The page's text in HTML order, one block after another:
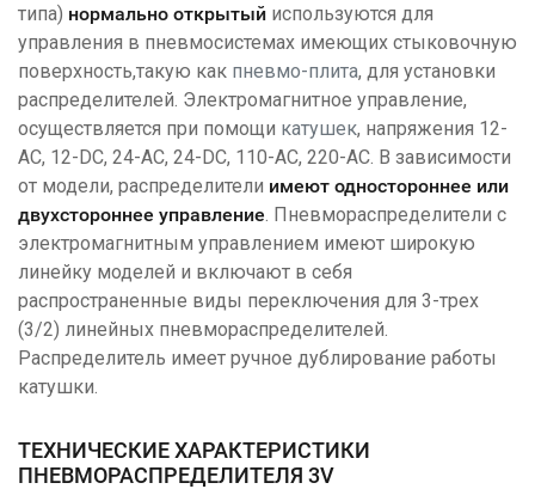
типа) нормально открытый используются для
управления в пневмосистемах имеющих стыковочную
поверхность,такую как пневмо-плита, для установки
распределителей. Электромагнитное управление,
осуществляется при помощи катушек, напряжения 12-
AC, 12-DC, 24-AC, 24-DC, 110-AC, 220-AC. В зависимости
от модели, распределители имеют одностороннее или
двухстороннее управление. Пневмораспределители с
электромагнитным управлением имеют широкую
линейку моделей и включают в себя
распространенные виды переключения для 3-трех
(3/2) линейных пневмораспределителей.
Распределитель имеет ручное дублирование работы
катушки.
ТЕХНИЧЕСКИЕ ХАРАКТЕРИСТИКИ
ПНЕВМОРАСПРЕДЕЛИТЕЛЯ 3V